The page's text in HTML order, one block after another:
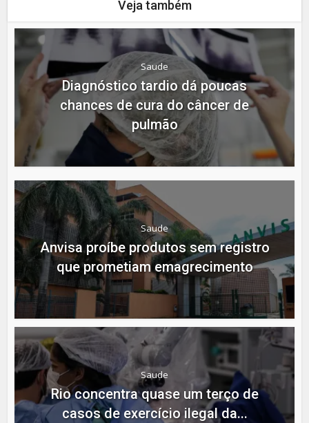
Veja também
Saude
Diagnóstico tardio dá poucas
chances de cura do câncer de
pulmão
Saude
Anvisa proíbe produtos sem registro
que prometiam emagrecimento
Saude
Rio concentra quase um terço de
casos de exercício ilegal da...